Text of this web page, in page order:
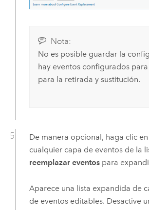
Nota:
No es posible guardar la
hay eventos configurados
para la retirada y sustitución.
De manera opcional, haga clic
cualquier capa de eventos de la
reemplazar eventospara
Aparece una lista expandida de
de eventos editables. Desactive